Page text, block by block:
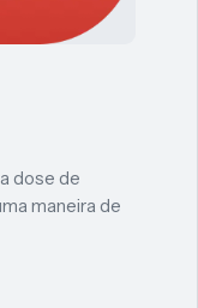
dose de
maneira de